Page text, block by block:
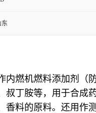
东
内燃机燃料添加剂
丁胺等，用于合成
料的原料。还用作